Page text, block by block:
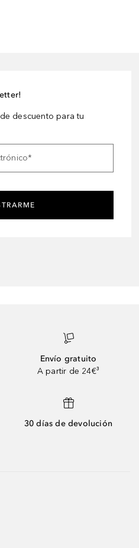
descuento para tu
*
Envío gratuito
A partir de 24€³
30 días de devolución